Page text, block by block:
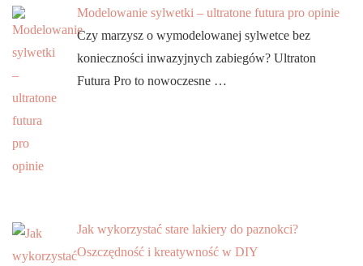
Modelowanie sylwetki – ultratone futura pro opinie
Czy marzysz o wymodelowanej sylwetce bez
konieczności inwazyjnych zabiegów? Ultraton
Futura Pro to nowoczesne …
Jak wykorzystać stare lakiery do paznokci?
Oszczędność i kreatywność w DIY